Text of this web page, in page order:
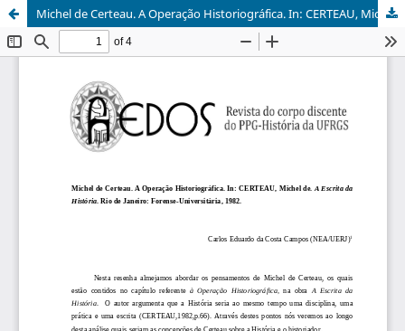
Michel de Certeau. A Operação Historiográfica. In: CERTEAU, Michel de. A Escrita da História. Rio de Janeiro: Forense-Universitária, 1982.